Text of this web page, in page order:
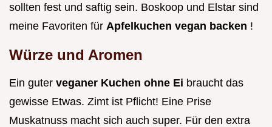
sollten fest und saftig sein. Boskoop und Elstar sind
meine Favoriten für Apfelkuchen vegan backen !
Würze und Aromen
Ein guter veganer Kuchen ohne Ei braucht das
gewisse Etwas. Zimt ist Pflicht! Eine Prise
Muskatnuss macht sich auch super. Für den extra